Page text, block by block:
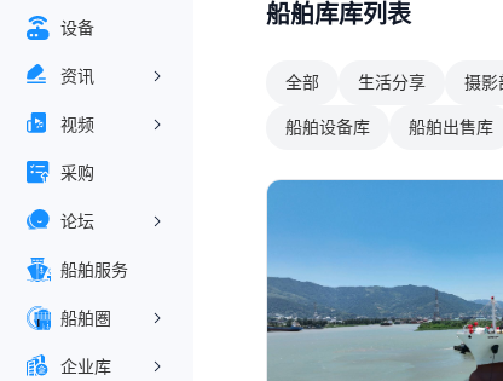
船舶库库列表
全部 生活分享 摄影
船舶设备库 船舶出售库
设备
资讯
视频
采购
论坛
船舶服务
船舶圏
企业库